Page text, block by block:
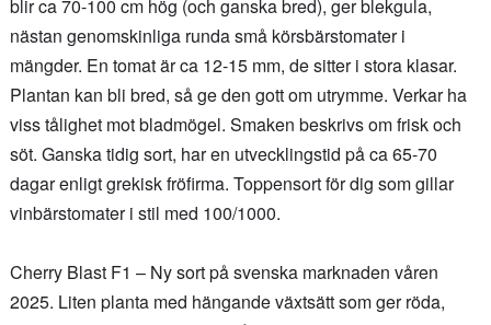
blir ca 70-100 cm hög (och ganska bred), ger blekgula,
nästan genomskinliga runda små körsbärstomater i
mängder. En tomat är ca 12-15 mm, de sitter i stora klasar.
Plantan kan bli bred, så ge den gott om utrymme. Verkar ha
viss tålighet mot bladmögel. Smaken beskrivs om frisk och
söt. Ganska tidig sort, har en utvecklingstid på ca 65-70
dagar enligt grekisk fröfirma. Toppensort för dig som gillar
vinbärstomater i stil med 100/1000.
Cherry Blast F1 – Ny sort på svenska marknaden våren
2025. Liten planta med hängande växtsätt som ger röda,